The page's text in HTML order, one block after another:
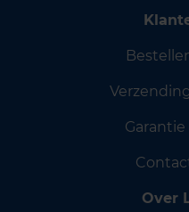
Over